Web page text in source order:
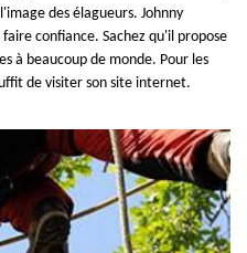
des élagueurs. Johnny
confiance. Sachez qu'il propose
à beaucoup de monde. Pour les
de visiter son site internet.